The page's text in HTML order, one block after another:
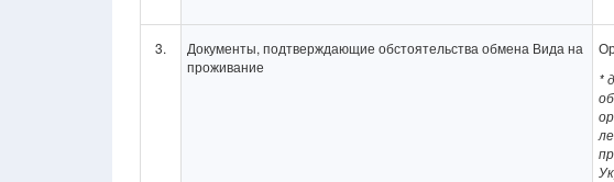
3.
Документы, подтверждающие обстоятельства обмена Вида на
проживание
*